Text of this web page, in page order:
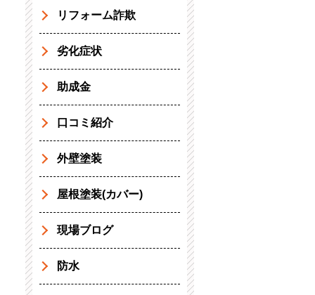
リフォーム詐欺
劣化症状
助成金
口コミ紹介
外壁塗装
屋根塗装(カバー)
現場ブログ
防水